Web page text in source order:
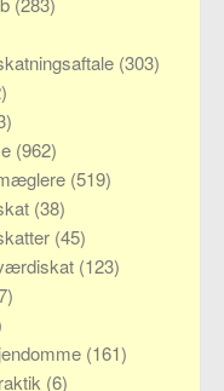
(303)
(962)
(519)
(38)
(45)
(123)
(161)
(6)